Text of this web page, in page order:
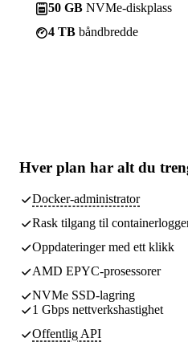
50 GB NVMe-diskplass
4 TB båndbredde
Hver plan har alt du
Docker-administrator
Rask tilgang til
Oppdateringer med ett klikk
AMD EPYC-prosessorer
NVMe SSD-lagring
1 Gbps nettverkshastighet
Offentlig API